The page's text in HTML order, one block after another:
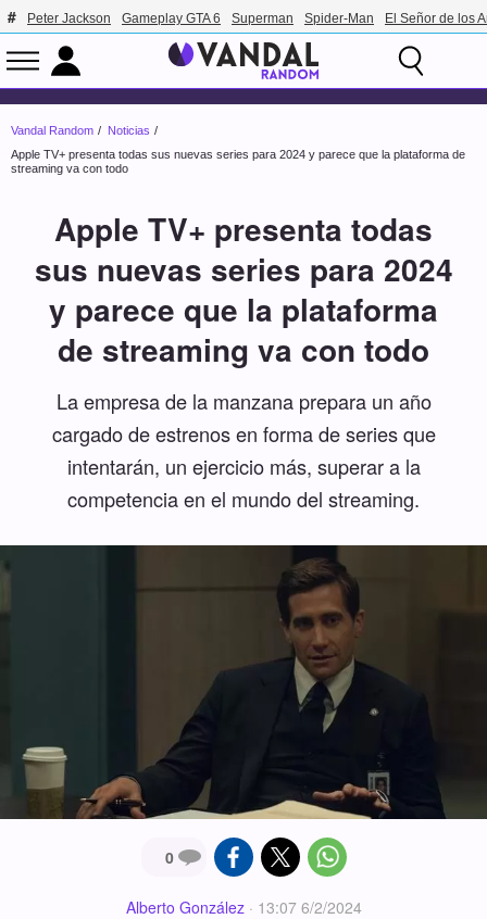
Peter Jackson Gameplay GTA 6 Superman Spider-Man El Señor de los
Vandal Random
Noticias
Apple TV+ presenta todas sus nuevas series para 2024 y parece que la plataforma de
streaming va con todo
Apple TV+ presenta todas
sus nuevas series para 2024
y parece que la plataforma
de streaming va con todo
La empresa de la manzana prepara un año
cargado de estrenos en forma de series que
intentarán, un ejercicio más, superar a la
competencia en el mundo del streaming.
0
Alberto González· 13:07 6/2/2024